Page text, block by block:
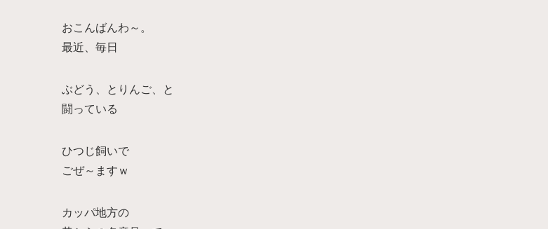
おこんばんわ～。
最近、毎日
ぶどう、とりんご、と
闘っている
ひつじ飼いで
ごぜ～ますｗ
カッパ地方の